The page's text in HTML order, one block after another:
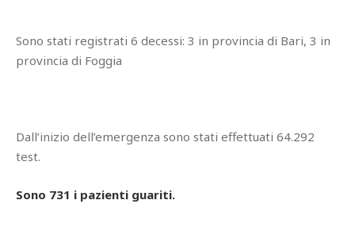
Sono stati registrati 6 decessi: 3 in provincia di Bari, 3 in
provincia di Foggia
Dall’inizio dell’emergenza sono stati effettuati 64.292
test.
Sono 731 i pazienti guariti.